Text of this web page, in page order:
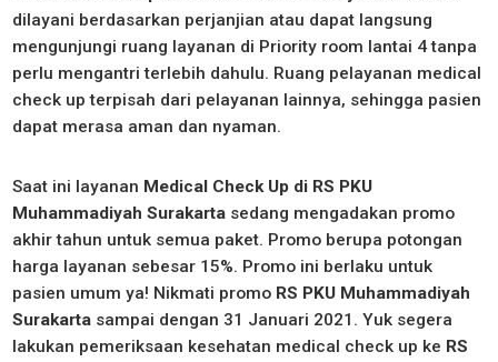
dilayani berdasarkan perjanjian atau dapat langsung
mengunjungi ruang layanan di Priority room lantai 4 tanpa
perlu mengantri terlebih dahulu. Ruang pelayanan medical
check up terpisah dari pelayanan lainnya, sehingga pasien
dapat merasa aman dan nyaman.
Saat ini layanan Medical Check Up di RS PKU
Muhammadiyah Surakartasedang mengadakan promo
akhir tahun untuk semua paket. Promo berupa potongan
harga layanan sebesar 15%. Promo ini berlaku untuk
pasien umum ya! Nikmati promo RS PKU Muhammadiyah
Surakartasampai dengan 31 Januari 2021. Yuk segera
lakukan pemeriksaan kesehatan medical check up ke RS